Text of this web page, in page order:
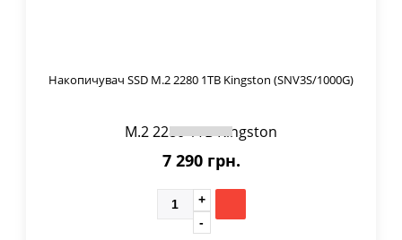
Накопичувач SSD M.2 2280 1TB Kingston (SNV3S/1000G)
7 290 грн.